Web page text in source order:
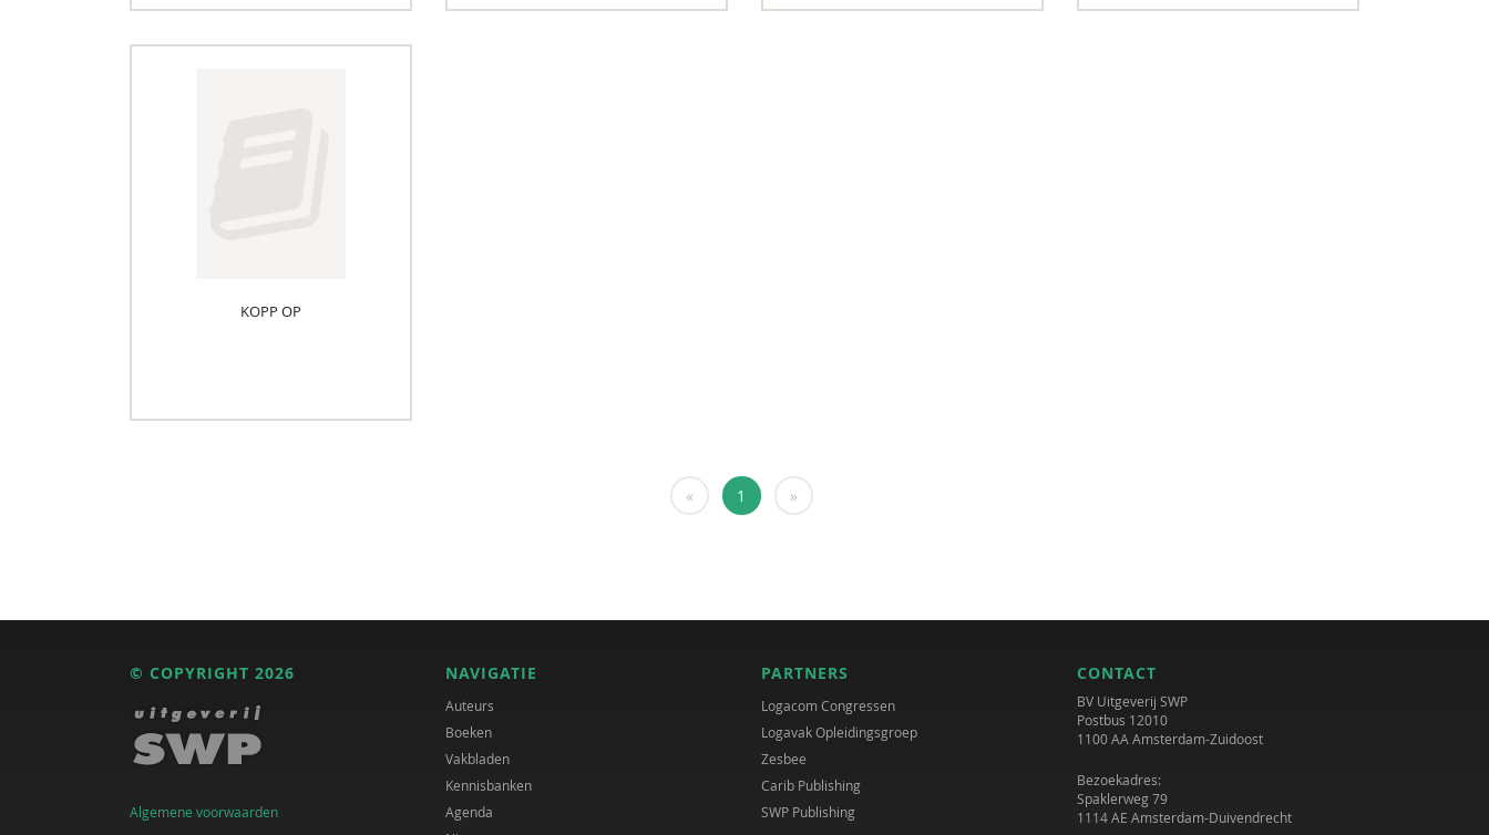
KOPP OP
« 1 »
© COPYRIGHT 2026
Algemene voorwaarden
NAVIGATIE
Auteurs
Boeken
Vakbladen
Kennisbanken
Agenda
PARTNERS
Logacom Congressen
Logavak Opleidingsgroep
Zesbee
Carib Publishing
SWP Publishing
CONTACT
BV Uitgeverij SWP
Postbus 12010
1100 AA Amsterdam-Zuidoost
Bezoekadres:
Spaklerweg 79
1114 AE Amsterdam-Duivendrecht